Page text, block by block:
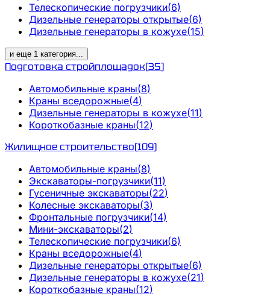
Телескопические погрузчики(6)
Дизельные генераторы открытые(6)
Дизельные генераторы в кожухе(15)
и еще 1 категория...
Подготовка стройплощадок(35)
Автомобильные краны(8)
Краны вседорожные(4)
Дизельные генераторы в кожухе(11)
Короткобазные краны(12)
Жилищное строительство(109)
Автомобильные краны(8)
Экскаваторы-погрузчики(11)
Гусеничные экскаваторы(22)
Колесные экскаваторы(3)
Фронтальные погрузчики(14)
Мини-экскаваторы(2)
Телескопические погрузчики(6)
Краны вседорожные(4)
Дизельные генераторы открытые(6)
Дизельные генераторы в кожухе(21)
Короткобазные краны(12)